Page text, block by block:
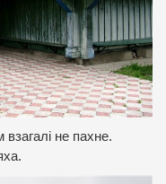
не пахне.